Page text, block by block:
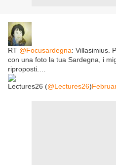
RT @Focusardegna: Villasimius.
con una foto la tua Sardegna, i
riproposti.…
Lectures26 (@Lectures26)